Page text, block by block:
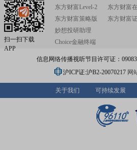
扫一扫下载
APP
东方财富Level-2
东方财富策略版
妙想投研助理
Choice金融终端
东方财富
东方财富
信息网络传播视听节目许可证：
沪ICP证:沪B2-20070217 网
关于我们 可持续发展